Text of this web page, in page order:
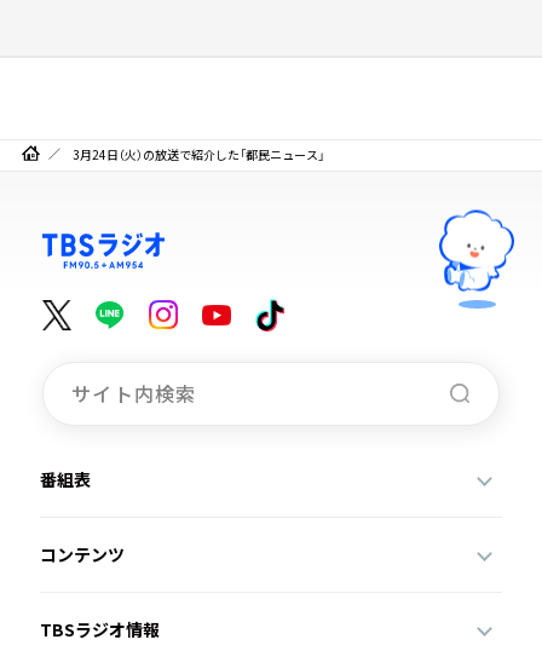
3月24日（火）の放送で紹介した「都民ニュース」
番組表
コンテンツ
TBSラジオ情報